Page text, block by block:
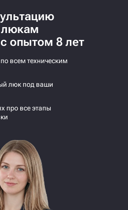
опытом 8 лет
всем техническим
люк под ваши
про все этапы